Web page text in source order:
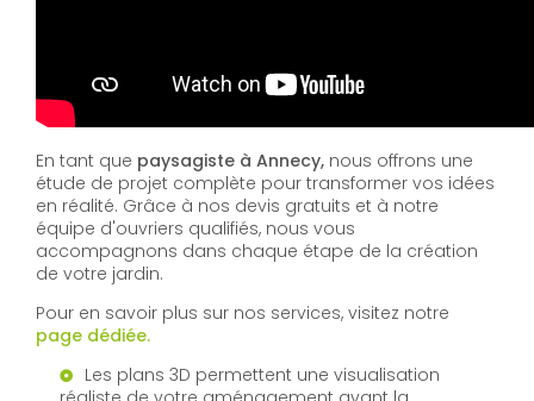
En tant que paysagiste à Annecy, nous offrons une
étude de projet complète pour transformer vos idées
en réalité. Grâce à nos devis gratuits et à notre
équipe d'ouvriers qualifiés, nous vous
accompagnons dans chaque étape de la création
de votre jardin.
Pour en savoir plus sur nos services, visitez notre
page dédiée.
Les plans 3D permettent une visualisation